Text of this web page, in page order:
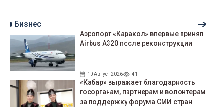
Бизнес
Аэропорт «Каракол» впервые принял
Airbus A320 после реконструкции
10 Август 2026 41
«Кабар» выражает благодарность
госорганам, партнерам и волонтерам
за поддержку форума СМИ стран